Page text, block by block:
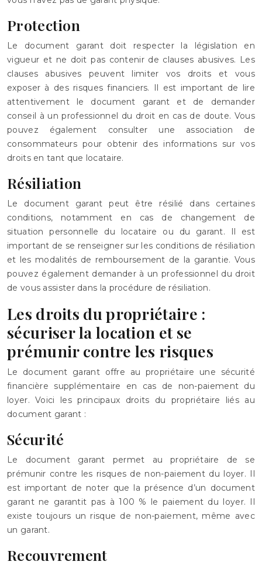
Protection
Le document garant doit respecter la législation en
vigueur et ne doit pas contenir de clauses abusives. Les
clauses abusives peuvent limiter vos droits et vous
exposer à des risques financiers. Il est important de lire
attentivement le document garant et de demander
conseil à un professionnel du droit en cas de doute. Vous
pouvez également consulter une association de
consommateurs pour obtenir des informations sur vos
droits en tant que locataire.
Résiliation
Le document garant peut être résilié dans certaines
conditions, notamment en cas de changement de
situation personnelle du locataire ou du garant. Il est
important de se renseigner sur les conditions de résiliation
et les modalités de remboursement de la garantie. Vous
pouvez également demander à un professionnel du droit
de vous assister dans la procédure de résiliation.
Les droits du propriétaire :
sécuriser la location et se
prémunir contre les risques
Le document garant offre au propriétaire une sécurité
financière supplémentaire en cas de non-paiement du
loyer. Voici les principaux droits du propriétaire liés au
document garant :
Sécurité
Le document garant permet au propriétaire de se
prémunir contre les risques de non-paiement du loyer. Il
est important de noter que la présence d’un document
garant ne garantit pas à 100 % le paiement du loyer. Il
existe toujours un risque de non-paiement, même avec
un garant.
Recouvrement